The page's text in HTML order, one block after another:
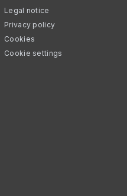
Legal notice
Privacy policy
Cookies
Cookie settings